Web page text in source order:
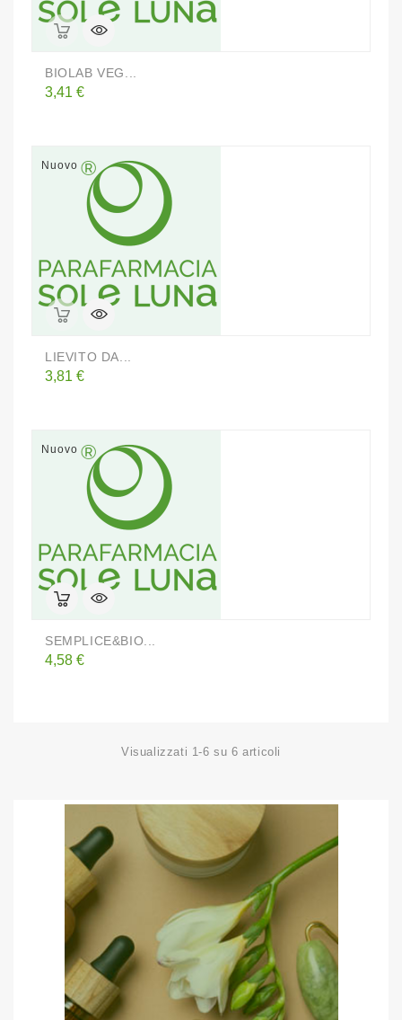
BIOLAB VEG...
Prezzo
3,41 €
Nuovo
LIEVITO DA...
Prezzo
3,81 €
Nuovo
SEMPLICE&BIO...
Prezzo
4,58 €
Visualizzati 1-6 su 6 articoli